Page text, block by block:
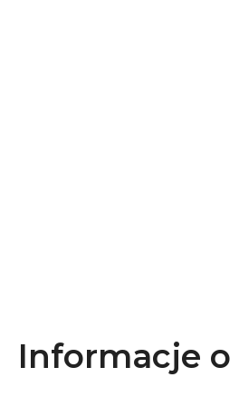
Informacje